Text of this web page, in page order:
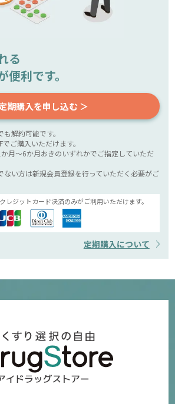
る
便利です。
期購入を申し込む ＞
解約可能です。
ご購入いただけます。
月～6か月おきのいずれかでご指定していただ
ない方は新規会員登録を行っていただく必要がご
レジットカード決済のみがご利用いただけます。
定期購入について